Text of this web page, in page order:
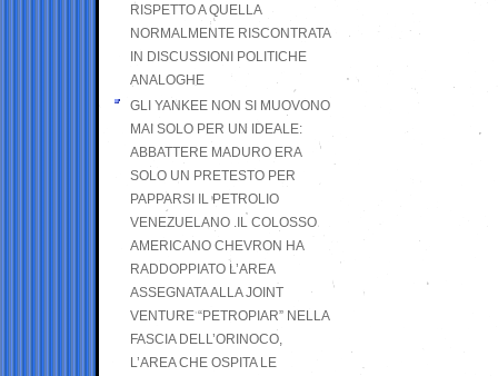
RISPETTO A QUELLA
NORMALMENTE RISCONTRATA
IN DISCUSSIONI POLITICHE
ANALOGHE
GLI YANKEE NON SI MUOVONO
MAI SOLO PER UN IDEALE:
ABBATTERE MADURO ERA
SOLO UN PRETESTO PER
PAPPARSI IL PETROLIO
VENEZUELANO .IL COLOSSO
AMERICANO CHEVRON HA
RADDOPPIATO L’AREA
ASSEGNATA ALLA JOINT
VENTURE “PETROPIAR” NELLA
FASCIA DELL’ORINOCO,
L’AREA CHE OSPITA LE